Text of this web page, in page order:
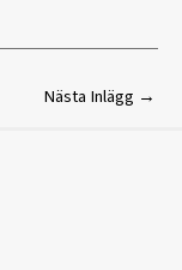
Nästa Inlägg →